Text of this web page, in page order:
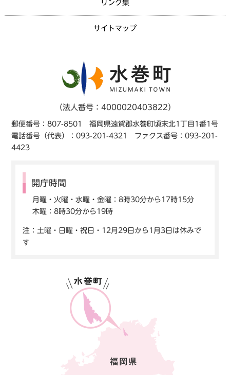
リンク集
サイトマップ
（法人番号：4000020403822）
郵便番号：807-8501 福岡県遠賀郡水巻町頃末北1丁目1番1号
電話番号（代表）：093-201-4321 ファクス番号：093-201-
4423
開庁時間
月曜・火曜・水曜・金曜：8時30分から17時15分
木曜：8時30分から19時
注：土曜・日曜・祝日・12月29日から1月3日は休みで
す